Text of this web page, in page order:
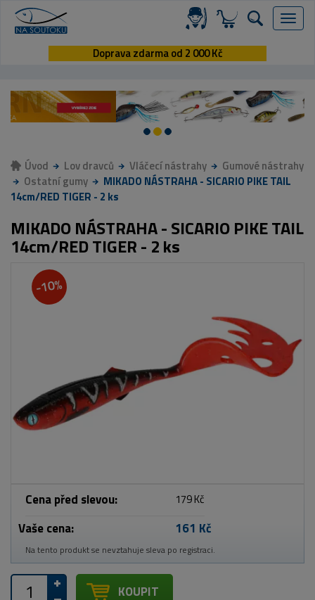
Menu
Doprava zdarma od 2 000 Kč
Úvod Lov dravců Vláčecí nástrahy
Gumové nástrahy
Ostatní gumy
MIKADO NÁSTRAHA - SICARIO PIKE TAIL
14cm/RED TIGER - 2 ks
MIKADO NÁSTRAHA - SICARIO PIKE TAIL
14cm/RED TIGER - 2 ks
-10%
Cena před slevou: 179 Kč
Vaše cena: 161 Kč
Na tento produkt se nevztahuje sleva po registraci.
KOUPIT